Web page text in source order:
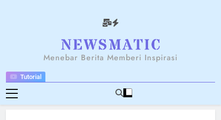
Tutorial
NEWSANTARA
Menebar Berita Memberi Inspirasi